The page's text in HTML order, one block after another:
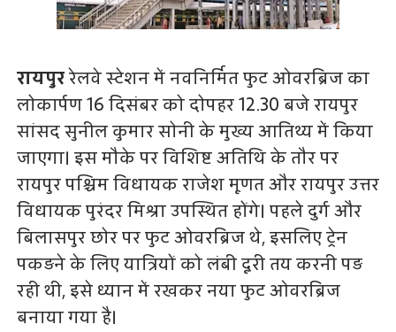
रायपुररेलवे स्टेशन में नवनिर्मित फुट ओवरब्रिज का
लोकार्पण 16 दिसंबर को दोपहर 12.30 बजे रायपुर
सांसद सुनील कुमार सोनी के मुख्य आतिथ्य में किया
जाएगा। इस मौके पर विशिष्ट अतिथि के तौर पर
रायपुर पश्चिम विधायक राजेश मूणत और रायपुर उत्तर
विधायक पुरंदर मिश्रा उपस्थित होंगे। पहले दुर्ग और
बिलासपुर छोर पर फुट ओवरब्रिज थे, इसलिए ट्रेन
पकड़ने के लिए यात्रियों को लंबी दूरी तय करनी पड़
रही थी, इसे ध्यान में रखकर नया फुट ओवरब्रिज
बनाया गया है।